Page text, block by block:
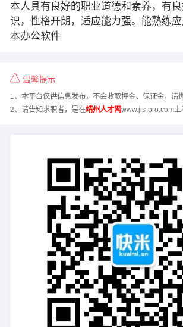
本人具有良好的职业道德和素养，有
识，性格开朗，适应能力强。能熟练
本办公软件
温馨提示
1、本平台仅供信息发布，不会收取押金、保证金，请
2、请告知求职者，是在靖州人才网www.jis-pro.com上